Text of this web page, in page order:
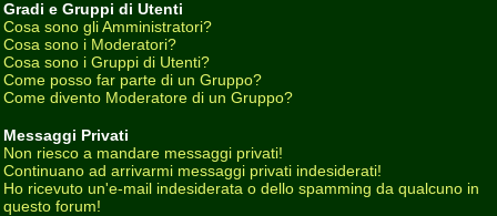
Gradi e Gruppi di Utenti
Cosa sono gli Amministratori?
Cosa sono i Moderatori?
Cosa sono i Gruppi di Utenti?
Come posso far parte di un Gruppo?
Come divento Moderatore di un Gruppo?
Messaggi Privati
Non riesco a mandare messaggi privati!
Continuano ad arrivarmi messaggi privati indesiderati!
Ho ricevuto un'e-mail indesiderata o dello spamming da qualcuno in
questo forum!